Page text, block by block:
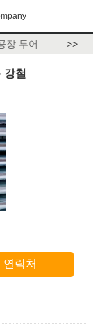
장 투어 >>
강철
연락처